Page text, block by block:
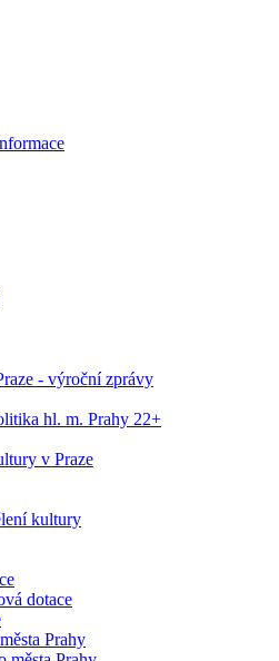
- výroční zprávy
hl. m. Prahy 22+
v Praze
kultury
dotace
Prahy